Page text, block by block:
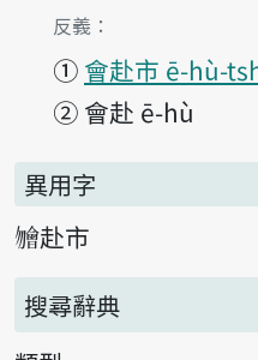
第1項釋義的
反義：
① 會赴市 ē-hù-
② 會赴 ē-hù
異用字
𣍐赴市
搜尋辭典